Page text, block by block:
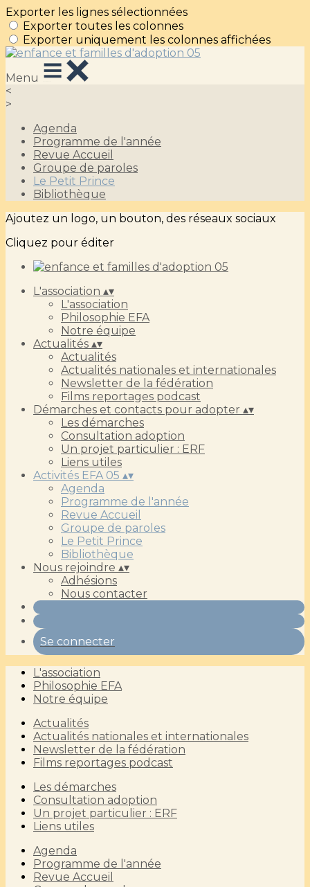
Exporter les lignes sélectionnées
Exporter toutes les colonnes
Exporter uniquement les colonnes affichées
Menu
<
>
Agenda
Programme de l'année
Revue Accueil
Groupe de paroles
Le Petit Prince
Bibliothèque
Ajoutez un logo, un bouton, des réseaux sociaux
Cliquez pour éditer
L'association ▴▾
L'association
Philosophie EFA
Notre équipe
Actualités ▴▾
Actualités
Actualités nationales et internationales
Newsletter de la fédération
Films reportages podcast
Démarches et contacts pour adopter ▴▾
Les démarches
Consultation adoption
Un projet particulier : ERF
Liens utiles
Activités EFA 05 ▴▾
Agenda
Programme de l'année
Revue Accueil
Groupe de paroles
Le Petit Prince
Bibliothèque
Nous rejoindre ▴▾
Adhésions
Nous contacter
Se connecter
L'association
Philosophie EFA
Notre équipe
Actualités
Actualités nationales et internationales
Newsletter de la fédération
Films reportages podcast
Les démarches
Consultation adoption
Un projet particulier : ERF
Liens utiles
Agenda
Programme de l'année
Revue Accueil